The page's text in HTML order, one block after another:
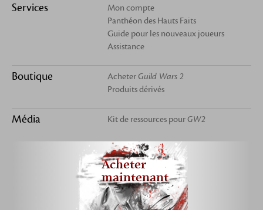
Services
Mon compte
Panthéon des Hauts Faits
Guide pour les nouveaux joueurs
Assistance
Boutique AcheterGuild Wars 2
Produits dérivés
Média Kit de ressources pourGW2
Acheter
maintenant